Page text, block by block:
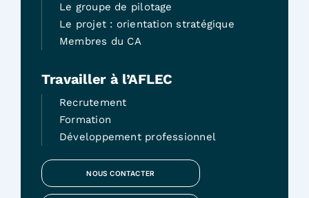
Le groupe de pilotage
Le projet : orientation stratégique
Membres du CA
Travailler à l’AFLEC
Recrutement
Formation
Développement professionnel
NOUS CONTACTER